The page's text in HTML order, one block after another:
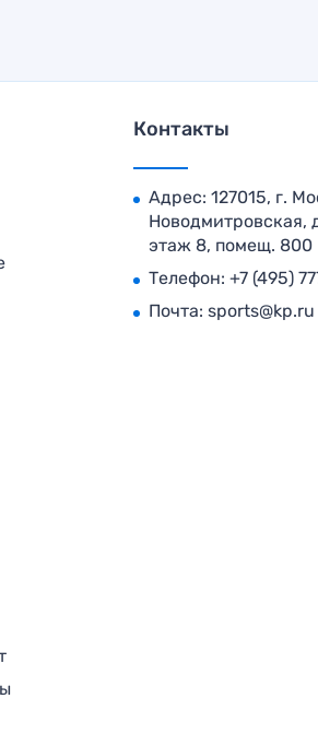
Контакты
Адрес: 127015, г.
Новодмитровская,
этаж 8, помещ. 800
Телефон: +7 (495)
Почта: sports@kp.ru